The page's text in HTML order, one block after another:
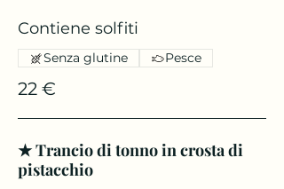
Contiene solfiti
22 €
Senza glutine Pesce
★ Trancio di tonno in crosta di
pistacchio